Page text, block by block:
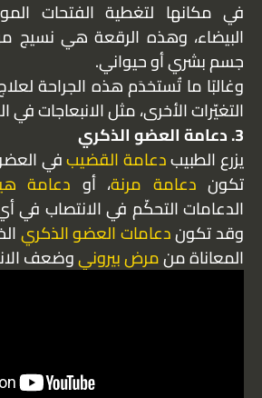
في مكانها لتغطية الفتحات
البيضاء، وهذه الرقعة هي
جسم بشري أو حيواني.
وغالبًا ما تُستخدَم هذه الجراحة
التغيّرات الأخرى، مثل الانبعاجات في
3. دعامة العضو الذكري
يزرع الطبيبدعامة القضيبفي
تكون دعامة مرنة، أو دعامة
الدعامات التحكّم في الانتصاب في
وقد تكوندعامات العضو الذكري
المعاناة منمرض بيرونيوضعف